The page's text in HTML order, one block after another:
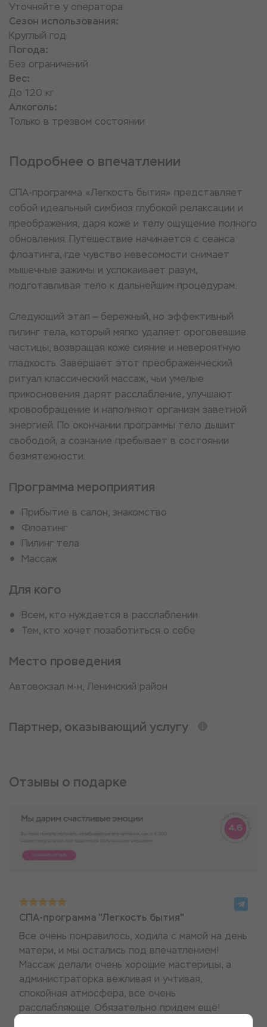
Уточняйте у оператора
Сезон использования:
Круглый год
Погода:
Без ограничений
Вес:
До 120 кг
Алкоголь:
Только в трезвом состоянии
Подробнее о впечатлении
СПА-программа «Легкость бытия» представляет
собой идеальный симбиоз глубокой релаксации и
преображения, даря коже и телу ощущение полного
обновления. Путешествие начинается с сеанса
флоатинга, где чувство невесомости снимает
мышечные зажимы и успокаивает разум,
подготавливая тело к дальнейшим процедурам.
Следующий этап — бережный, но эффективный
пилинг тела, который мягко удаляет ороговевшие
частицы, возвращая коже сияние и невероятную
гладкость. Завершает этот преображенческий
ритуал классический массаж, чьи умелые
прикосновения дарят расслабление, улучшают
кровообращение и наполняют организм заветной
энергией. По окончании программы тело дышит
свободой, а сознание пребывает в состоянии
безмятежности.
Программа мероприятия
Прибытие в салон, знакомство
Флоатинг
Пилинг тела
Массаж
Для кого
Всем, кто нуждается в расслаблении
Тем, кто хочет позаботиться о себе
Место проведения
Автовокзал м-н, Ленинский район
Партнер, оказывающий услугу
Отзывы о подарке
СПА-программа "Легкость бытия"
Все очень понравилось, ходила с мамой на день
матери, и мы остались под впечатлением!
Массаж делали очень хорошие мастерицы, а
администраторка вежливая и учтивая,
спокойная атмосфера, все очень
расслабляюще. Обязательно придем ещё!